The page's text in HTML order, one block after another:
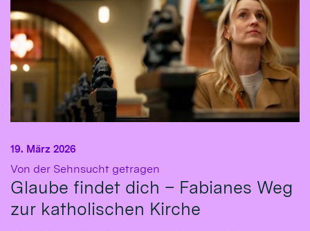
Von der Sehnsucht getragen
Glaube findet dich – Fabianes Weg
zur katholischen Kirche
19. März 2026